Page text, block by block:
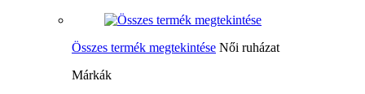
Összes termék megtekintése Női ruházat
Márkák